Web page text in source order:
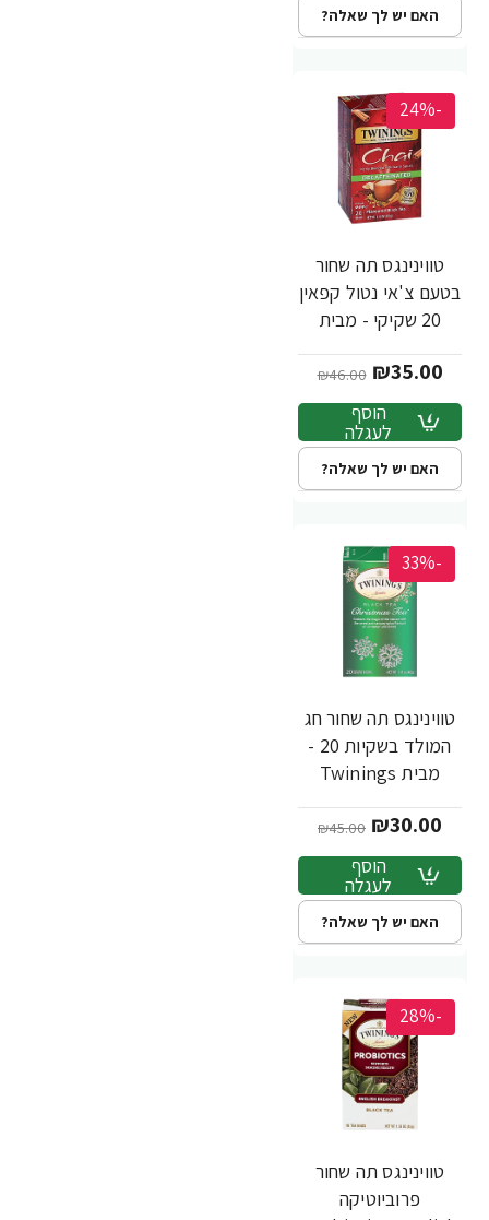
האם יש לך שאלה?
-24%
טווינינגס תה שחור
בטעם צ'אי נטול קפאין
20 שקיקי - מבית
₪35.00
₪46.00
הוסף
לעגלה
האם יש לך שאלה?
-33%
טווינינגס תה שחור חג
המולד בשקיות 20 -
מבית Twinings
₪30.00
₪45.00
הוסף
לעגלה
האם יש לך שאלה?
-28%
טווינינגס תה שחור
פרוביוטיקה